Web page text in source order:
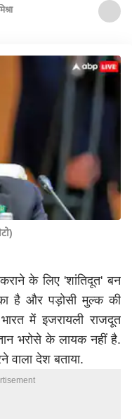
कराने के लिए 'शांतिदूत' बन
है और पड़ोसी मुल्क की
में इजरायली राजदूत
भरोसे के लायक नहीं है.
वाला देश बताया.